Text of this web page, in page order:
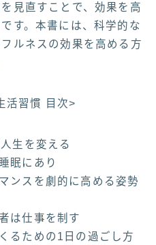
見直すことで、効果を高
す。本書には、科学的な
ルネスの効果を高める方
活習慣 目次>
生を変える
眠にあり
ンスを劇的に高める姿勢
は仕事を制す
るための1日の過ごし方